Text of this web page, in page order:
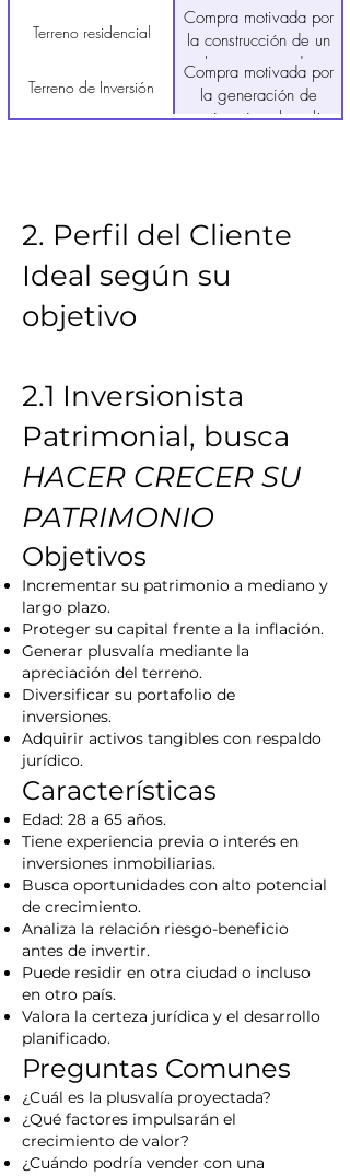
2. Perfil del Cliente
Ideal según su
objetivo
2.1 Inversionista
Patrimonial, busca
HACER CRECER SU
PATRIMONIO
Objetivos
Incrementar su patrimonio a mediano y
largo plazo.
Proteger su capital frente a la inflación.
Generar plusvalía mediante la
apreciación del terreno.
Diversificar su portafolio de
inversiones.
Adquirir activos tangibles con respaldo
jurídico.
Características
Edad: 28 a 65 años.
Tiene experiencia previa o interés en
inversiones inmobiliarias.
Busca oportunidades con alto potencial
de crecimiento.
Analiza la relación riesgo-beneficio
antes de invertir.
Puede residir en otra ciudad o incluso
en otro país.
Valora la certeza jurídica y el desarrollo
planificado.
Preguntas Comunes
¿Cuál es la plusvalía proyectada?
¿Qué factores impulsarán el
crecimiento de valor?
¿Cuándo podría vender con una
Terreno residencial
Compra motivada por
la construcción de un
hogar, segunda
residencia o proyecto
de vida dentro de una
Terreno de Inversión
Compra motivada por
la generación de
patrimonio, plusvalía